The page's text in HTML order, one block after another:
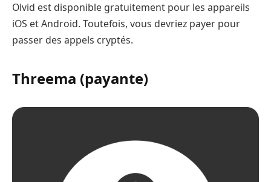
Olvid est disponible gratuitement pour les appareils
iOS et Android. Toutefois, vous devriez payer pour
passer des appels cryptés.
Threema (payante)